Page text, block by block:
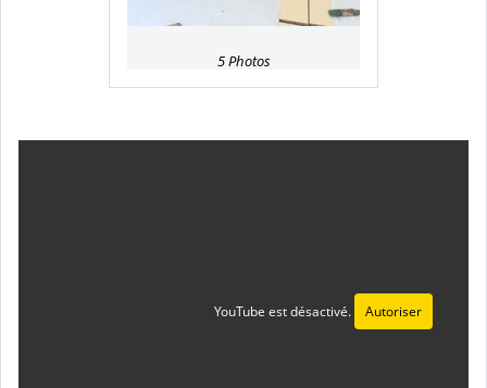
5 Photos
YouTube est désactivé. Autoriser